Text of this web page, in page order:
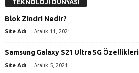
TEKNOLOJİ DÜNYASI
Blok Zinciri Nedir?
Site Adı - Aralık 11, 2021
Samsung Galaxy S21 Ultra 5G Özellikleri
Site Adı - Aralık 5, 2021